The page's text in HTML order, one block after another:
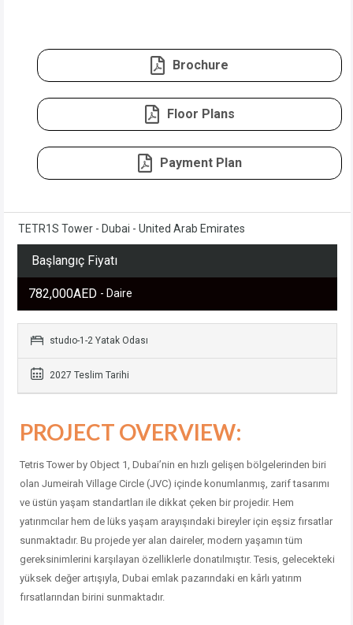
Brochure
Floor Plans
Payment Plan
TETR1S Tower - Dubai - United Arab Emirates
Başlangıç Fiyatı
782,000AED - Daire
studıo-1-2 Yatak Odası
2027 Teslim Tarihi
PROJECT OVERVIEW:
Tetris Tower by Object 1, Dubai’nin en hızlı gelişen bölgelerinden biri
olan Jumeirah Village Circle (JVC) içinde konumlanmış, zarif tasarımı
ve üstün yaşam standartları ile dikkat çeken bir projedir. Hem
yatırımcılar hem de lüks yaşam arayışındaki bireyler için eşsiz fırsatlar
sunmaktadır. Bu projede yer alan daireler, modern yaşamın tüm
gereksinimlerini karşılayan özelliklerle donatılmıştır. Tesis, gelecekteki
yüksek değer artışıyla, Dubai emlak pazarındaki en kârlı yatırım
fırsatlarından birini sunmaktadır.